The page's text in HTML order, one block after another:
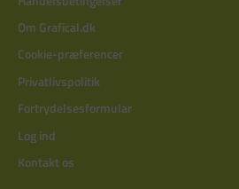
Om Grafical.dk
Cookie-præferencer
Privatlivspolitik
Fortrydelsesformular
Log ind
Kontakt os